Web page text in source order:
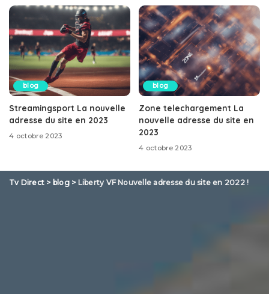
blog
Streamingsport La nouvelle
adresse du site en 2023
4 octobre 2023
blog
Zone telechargement La
nouvelle adresse du site en
2023
4 octobre 2023
Tv Direct > blog> Liberty VF Nouvelle adresse du site en 2022 !